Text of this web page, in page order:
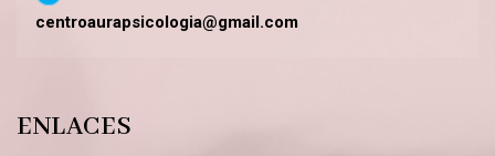
centroaurapsicologia@gmail.com
ENLACES